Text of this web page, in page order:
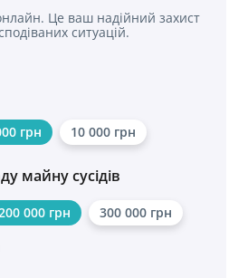
Це ваш надійний захист
ситуацій.
грн 10 000 грн
майну сусідів
000 грн
300 000 грн